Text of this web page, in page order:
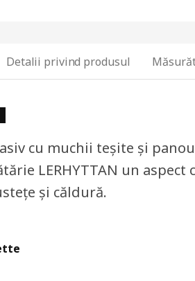
Detalii privind produsul
cu muchii teșite și
LERHYTTAN un aspect
și căldură.